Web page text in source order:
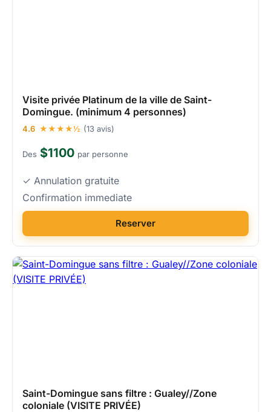
Visite privée Platinum de la ville de Saint-
Domingue. (minimum 4 personnes)
4.6 ★★★★½ (13 avis)
Des $1100 par personne
✓ Annulation gratuite
Confirmation immediate
Reserver
Saint-Domingue sans filtre : Gualey//Zone
coloniale (VISITE PRIVÉE)